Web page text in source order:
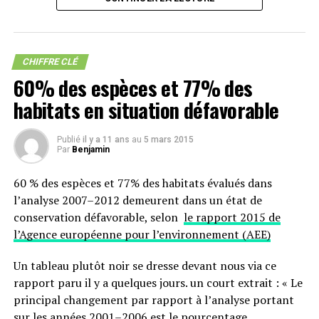
puisque le recyclage de cesdéchetsreprésenterait 48
, si l’on pense immédiatement aux
produits types téléphones mobiles, ordinateurs, etc. ce
ne sont pourtant pas eux qui représentent l’essentiel de
ce gâchis, avec 3 millions de tonnes, soit « seulement »
7 % des déchets électroniques et électriques
l’année dernière. La plupart de nos
électroniques et électriquesproviennent en effet de
l’électroménager :
– 12,8 millions de tonnes de petits équipements (tels
que les aspirateurs, micro-ondes, grille-pain, rasoirs
électriques et des caméras vidéo) ;
– 11,8 millions de tonnes de gros équipements
(machines à laver, sèche-linge, lave-vaisselle, cuisinières
CHIFFRE CLÉ
60% des espèces et 77% des
habitats en situation défavorable
Publié il y a 11 ans au 5 mars 2015
Par Benjamin
60 % des espèces et 77% des habitats évalués dans
l’analyse 2007–2012 demeurent dans un état de
conservation défavorable, selon le rapport 2015 de
l’Agence européenne pour l’environnement (AEE)
Un tableau plutôt noir se dresse devant nous via ce
rapport paru il y a quelques jours. un court extrait : « Le
principal changement par rapport à l’analyse portant